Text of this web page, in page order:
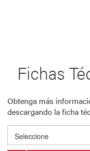
Fichas
Obtenga más
descargando la ficha